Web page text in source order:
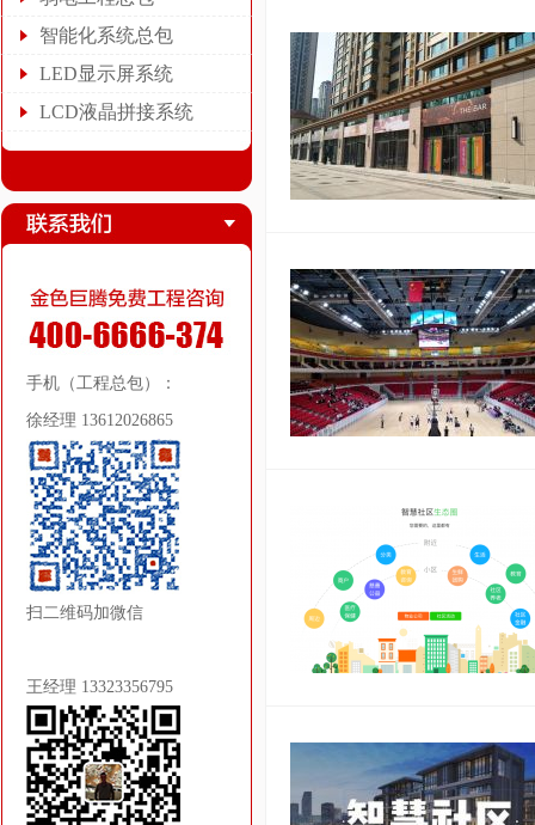
智能化系统总包
LED显示屏系统
LCD液晶拼接系统
手机（工程总包）：
徐经理 13612026865
扫二维码加微信
王经理 13323356795